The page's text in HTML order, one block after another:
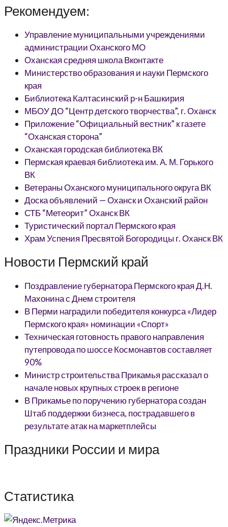
Рекомендуем:
Управление муниципальными учреждениями
администрации Оханского МО
Оханская средняя школа Вконтакте
Министерство образования и науки Пермского
края
Библиотека Калтасинский р-н Башкирия
МБОУ ДО “Центр детского творчества”, г. Оханск
Приложение “Официальный вестник” к газете
“Оханская сторона”
Оханская городская библиотека ВК
Пермская краевая библиотека им. А. М. Горького
ВК
Ветераны Оханского муниципального округа ВК
Доска объявлений — Оханск и Оханский район
СТБ “Метеорит” Оханск ВК
Туристический портал Пермского края
Храм Успения Пресвятой Богородицы г. Оханск ВК
Новости Пермский край
Поздравление губернатора Пермского края Д.Н.
Махонина с Днем строителя
В Перми наградили победителя конкурса «Лидер
Пермского края» номинации «Спорт»
Техническая готовность правого направления
путепровода по шоссе Космонавтов составляет
90%
Министр строительства Прикамья рассказал о
начале новых крупных строек в регионе
В Прикамье по поручению губернатора создан
Штаб поддержки бизнеса, пострадавшего в
результате атак на маркетплейсы
Праздники России и мира
Статистика